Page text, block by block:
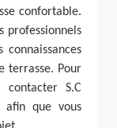
confortable.
professionnels
terrasse. Pour
S.C
afin que vous